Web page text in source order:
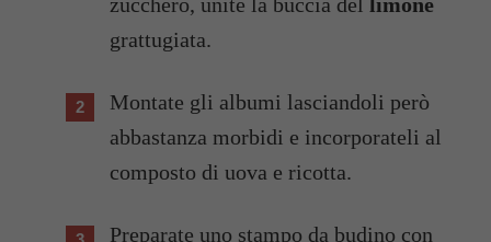
zucchero, unite la buccia del limone
grattugiata.
Montate gli albumi lasciandoli però
abbastanza morbidi e incorporateli al
composto di uova e ricotta.
Preparate uno stampo da budino con